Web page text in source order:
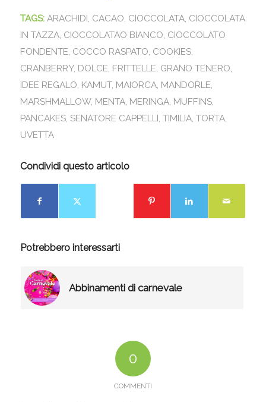
TAGS: ARACHIDI, CACAO, CIOCCOLATA, CIOCCOLATA
IN TAZZA, CIOCCOLATAO BIANCO, CIOCCOLATO
FONDENTE, COCCO RASPATO, COOKIES,
CRANBERRY, DOLCE, FRITTELLE, GRANO TENERO,
IDEE REGALO, KAMUT, MAIORCA, MANDORLE,
MARSHMALLOW, MENTA, MERINGA, MUFFINS,
PANCAKES, SENATORE CAPPELLI, TIMILIA, TORTA,
UVETTA
Condividi questo articolo
Potrebbero interessarti
Abbinamenti di carnevale
0
COMMENTI